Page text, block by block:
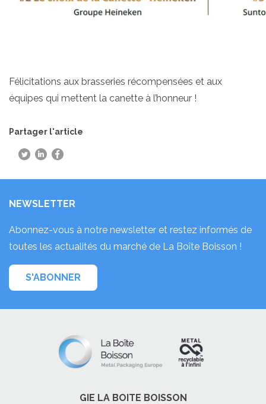
Félicitations aux brasseries récompensées et aux
équipes qui mettent la canette à l’honneur !
Partager l'article
NEWSLETTER
Abonnez-vous à notre newsletter et restez informés de
toutes les actualités du marché de La Boîte Boisson !
S'ABONNER
GIE LA BOITE BOISSON